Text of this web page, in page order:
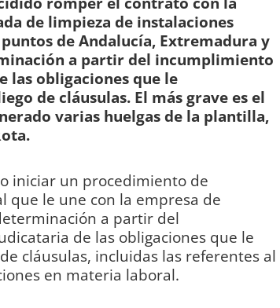
de limpieza de instalaciones
de Andalucía, Extremadura y
a partir del incumplimiento
las obligaciones que le
de cláusulas. El más grave es el
varias huelgas de la plantilla,
iniciar un procedimiento de
que le une con la empresa de
a partir del
de las obligaciones que le
cláusulas, incluidas las referentes al
en materia laboral.